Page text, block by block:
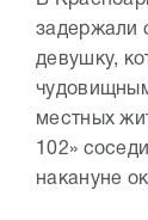
задержали
девушку,
местных
102»
накануне